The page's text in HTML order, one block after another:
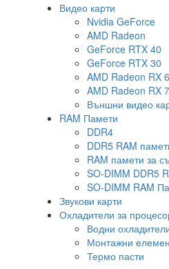
Видео карти
Nvidia GeForce
AMD Radeon
GeForce RTX 40
GeForce RTX 30
AMD Radeon RX
AMD Radeon RX
Външни видео
RAM Памети
DDR4
DDR5 RAM
RAM памети за
SO-DIMM DDR5
SO-DIMM RAM
Звукови карти
Охладители за
Водни
Монтажни
Термо пасти